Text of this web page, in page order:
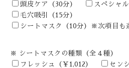
頭皮ケア（30分）
スペシャ
毛穴吸引（15分）
シートマスク（10分）※次項目も
※ シートマスクの種類（全４種）
フレッシュ（￥1,012）
セン